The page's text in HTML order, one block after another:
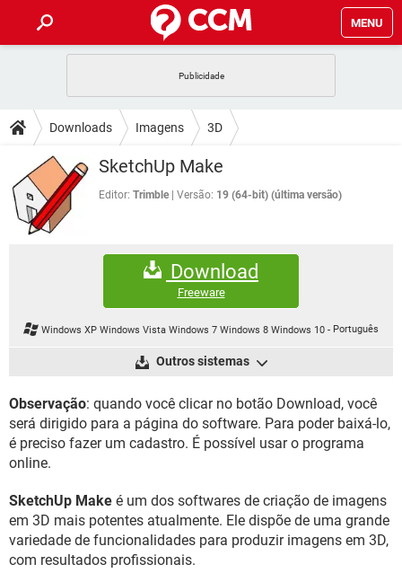
MENU
CELULAR FACEBOOK
OUTLOOK EXCEL
INSTAGRAM GMAIL
GUIA DE COMPRAS
DICAS
JOGOS WHATSAPP
CELULAR
OUTLOOK
DOWNLOADS
JOGOS WHATSAPP
CELULAR
EXCEL
GMAIL
FÓRUM
FACEBOOK
EXCEL
INSTAGRAM GMAIL
WHATSAPP
GUIA DE COMPRAS
Downloads Imagens 3D
SketchUp Make
Editor: Trimble Versão: 19 (64-bit) (última versão)
Download
Freeware
Windows XP Windows Vista Windows 7 Windows 8 Windows 10- Português
Outros sistemas
Observação: quando você clicar no botão Download, você
será dirigido para a página do software. Para poder baixá-lo,
é preciso fazer um cadastro. É possível usar o programa
online.
SketchUp Make é um dos softwares de criação de imagens
em 3D mais potentes atualmente. Ele dispõe de uma grande
variedade de funcionalidades para produzir imagens em 3D,
com resultados profissionais.